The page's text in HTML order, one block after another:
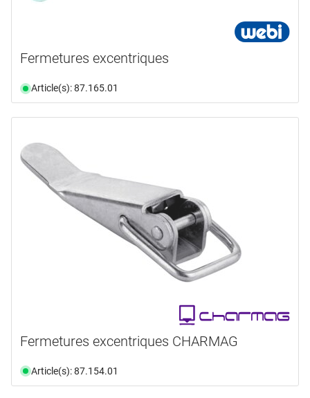
Fermetures excentriques
Article(s): 87.165.01
Fermetures excentriques CHARMAG
Article(s): 87.154.01